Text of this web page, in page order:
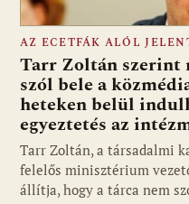
Fotó: media1.hu
AZ ECETFÁK ALÓL
Tarr Zoltán szerint
szól bele a
heteken belül
egyeztetés az
Tarr Zoltán, a társadalmi
felelős minisztérium
állítja, hogy a tárca nem